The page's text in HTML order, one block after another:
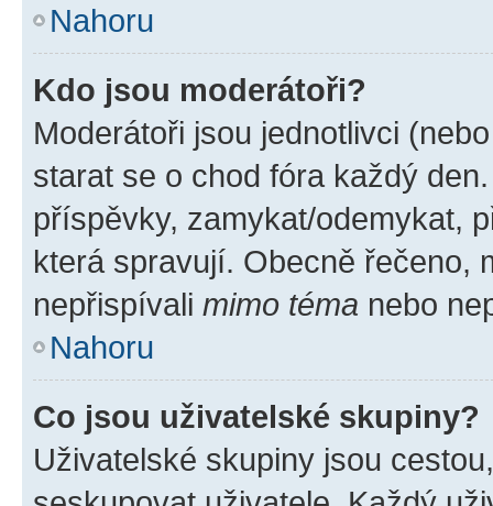
Nahoru
Kdo jsou moderátoři?
Moderátoři jsou jednotlivci
starat se o chod fóra každý
příspěvky, zamykat/odemykat,
která spravují. Obecně řečeno,
nepřispívali mimo téma nebo
Nahoru
Co jsou uživatelské skupiny?
Uživatelské skupiny jsou